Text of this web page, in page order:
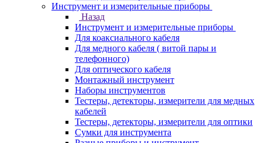
Инструмент и измерительные приборы
Назад
Инструмент и измерительные приборы
Для коаксиального кабеля
Для медного кабеля ( витой пары и
телефонного)
Для оптического кабеля
Монтажный инструмент
Наборы инструментов
Тестеры, детекторы, измерители для медных
кабелей
Тестеры, детекторы, измерители для оптики
Сумки для инструмента